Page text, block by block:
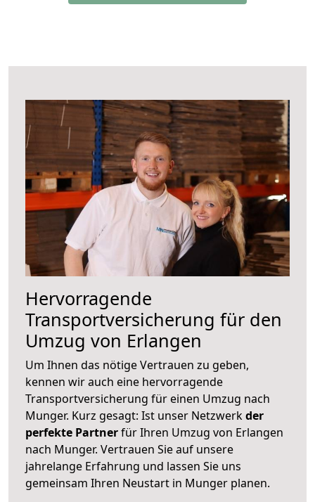
Hervorragende
Transportversicherung für den
Umzug von Erlangen
Um Ihnen das nötige Vertrauen zu geben,
kennen wir auch eine hervorragende
Transportversicherung für einen Umzug nach
Munger. Kurz gesagt: Ist unser Netzwerkder
perfekte Partnerfür Ihren Umzug von Erlangen
nach Munger. Vertrauen Sie auf unsere
jahrelange Erfahrung und lassen Sie uns
gemeinsam Ihren Neustart in Munger planen.